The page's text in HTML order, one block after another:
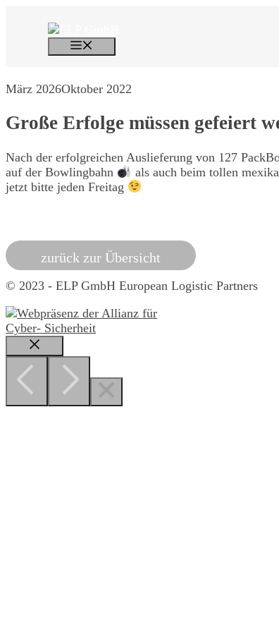
springen
März 2026Oktober 2022
Große Erfolge müssen gefeiert
Nach der erfolgreichen Auslieferung von 127
auf der Bowlingbahn
als auch beim tollen
jetzt bitte jeden Freitag
zurück zur Übersicht
© 2023 - ELP GmbH European Logistic Partners
Schließen